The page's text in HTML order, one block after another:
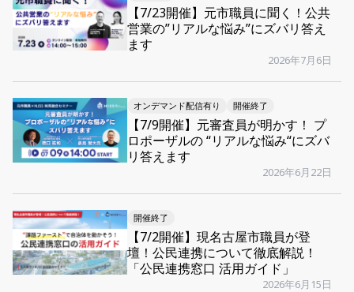
【7/23開催】元市職員に聞く！公共
営業の”リアルな悩み”にズバリ答え
ます
2026年7月6日
オンデマンド配信有り 開催終了
【7/9開催】元審査員が明かす！ プ
ロポーザルの “リアルな悩み“にズバ
リ答えます
2026年6月22日
開催終了
【7/2開催】現名古屋市職員が登
壇！公民連携について徹底解説！
「公民連携窓口 活用ガイド」
2026年6月15日